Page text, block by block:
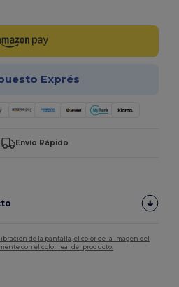
Exprés
Envío Rápido
de la pantalla, el color de la imagen del
con el color real del producto.